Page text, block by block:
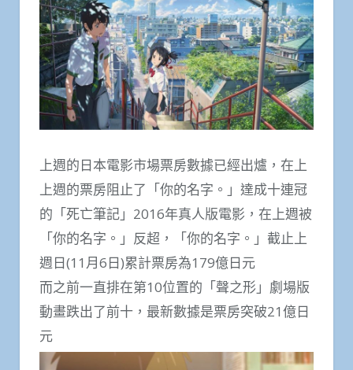
上週的日本電影市場票房數據已經出爐，在上
上週的票房阻止了「你的名字。」達成十連冠
的「死亡筆記」2016年真人版電影，在上週被
「你的名字。」反超，「你的名字。」截止上
週日(11月6日)累計票房為179億日元
而之前一直排在第10位置的「聲之形」劇場版
動畫跌出了前十，最新數據是票房突破21億日
元